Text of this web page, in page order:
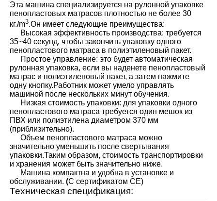
Эта машина специализируется на рулонной упаковке
пенопластовых матрасов плотностью не более 30
кг./m3.Он имеет следующие преимущества:
Высокая эффективность производства: требуется
35~40 секунд, чтобы закончить упаковку одного
пенопластового матраса в полиэтиленовый пакет.
Простое управление: это будет автоматическая
рулонная упаковка, если вы наденете пенопластовый
матрас и полиэтиленовый пакет, а затем нажмите
одну кнопку.Работник может умело управлять
машиной после нескольких минут обучения.
Низкая стоимость упаковки: для упаковки одного
пенопластового матраса требуется один мешок из
ПВХ или полиэтилена диаметром 370 мм
(приблизительно).
Объем пенопластового матраса можно
значительно уменьшить после свертывания
упаковки.Таким образом, стоимость транспортировки
и хранения может быть значительно ниже.
Машина компактна и удобна в установке и
обслуживании. (С сертификатом CE)
Техническая спецификация: